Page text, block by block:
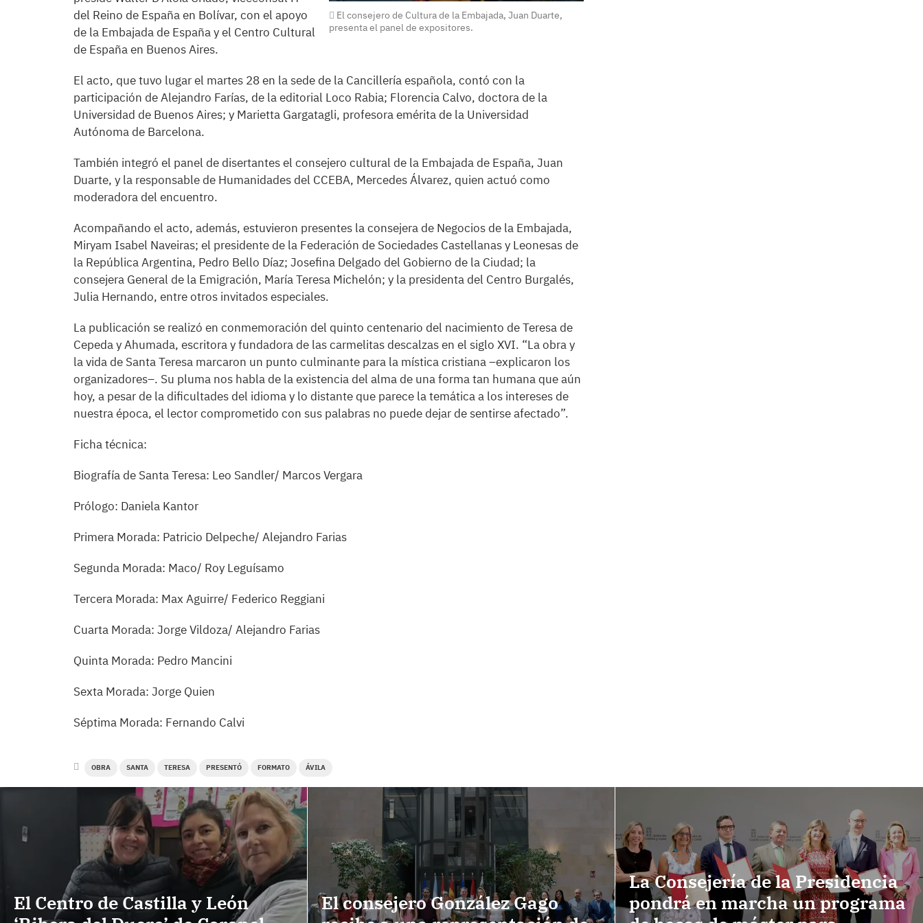
El consejero de Cultura de la Embajada, Juan Duarte,
presenta el panel de expositores.
del Reino de España en Bolívar, con el apoyo
de la Embajada de España y el Centro Cultural
de España en Buenos Aires.
El acto, que tuvo lugar el martes 28 en la sede de la Cancillería española, contó con la
participación de Alejandro Farías, de la editorial Loco Rabia; Florencia Calvo, doctora de la
Universidad de Buenos Aires; y Marietta Gargatagli, profesora emérita de la Universidad
Autónoma de Barcelona.
También integró el panel de disertantes el consejero cultural de la Embajada de España, Juan
Duarte, y la responsable de Humanidades del CCEBA, Mercedes Álvarez, quien actuó como
moderadora del encuentro.
Acompañando el acto, además, estuvieron presentes la consejera de Negocios de la Embajada,
Miryam Isabel Naveiras; el presidente de la Federación de Sociedades Castellanas y Leonesas de
la República Argentina, Pedro Bello Díaz; Josefina Delgado del Gobierno de la Ciudad; la
consejera General de la Emigración, María Teresa Michelón; y la presidenta del Centro Burgalés,
Julia Hernando, entre otros invitados especiales.
La publicación se realizó en conmemoración del quinto centenario del nacimiento de Teresa de
Cepeda y Ahumada, escritora y fundadora de las carmelitas descalzas en el siglo XVI. “La obra y
la vida de Santa Teresa marcaron un punto culminante para la mística cristiana –explicaron los
organizadores–. Su pluma nos habla de la existencia del alma de una forma tan humana que aún
hoy, a pesar de la dificultades del idioma y lo distante que parece la temática a los intereses de
nuestra época, el lector comprometido con sus palabras no puede dejar de sentirse afectado”.
Ficha técnica:
Biografía de Santa Teresa: Leo Sandler/ Marcos Vergara
Prólogo: Daniela Kantor
Primera Morada: Patricio Delpeche/ Alejandro Farias
Segunda Morada: Maco/ Roy Leguísamo
Tercera Morada: Max Aguirre/ Federico Reggiani
Cuarta Morada: Jorge Vildoza/ Alejandro Farias
Quinta Morada: Pedro Mancini
Sexta Morada: Jorge Quien
Séptima Morada: Fernando Calvi
OBRA SANTA TERESA PRESENTÓ FORMATO ÁVILA
El Centro de Castilla y León
El consejero González Gago
La Consejería de la Presidencia
pondrá en marcha un programa